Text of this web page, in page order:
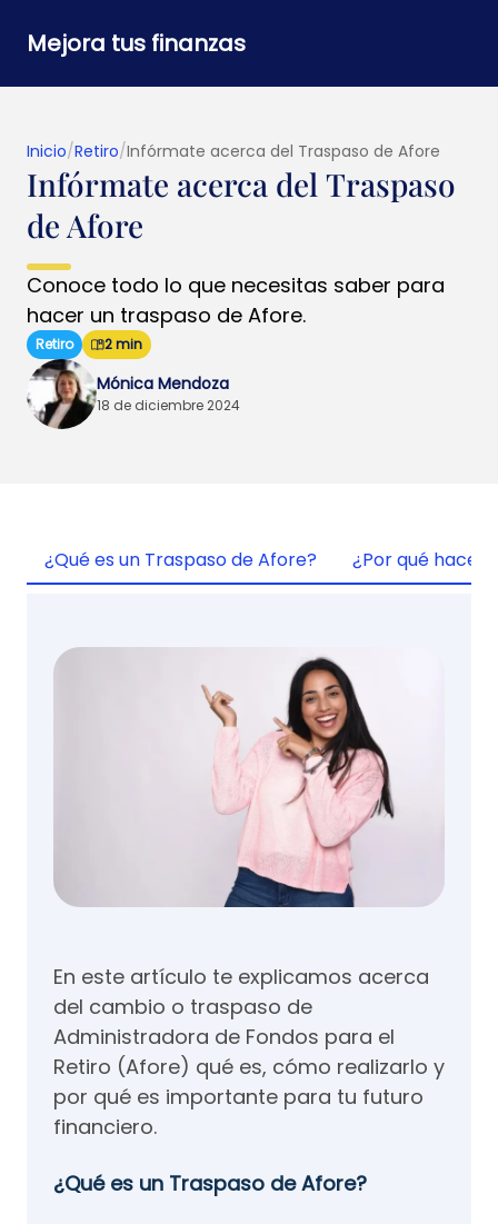
Mejora tus finanzas
Inicio/Retiro/Infórmate acerca del Traspaso de Afore
Infórmate acerca del Traspaso
de Afore
Conoce todo lo que necesitas saber para
hacer un traspaso de Afore.
Retiro 2 min
Mónica Mendoza
18 de diciembre 2024
¿Qué es un Traspaso de Afore? ¿Por qué hacer
En este artículo te explicamos acerca
del cambio o traspaso de
Administradora de Fondos para el
Retiro (Afore) qué es, cómo realizarlo y
por qué es importante para tu futuro
financiero.
¿Qué es un Traspaso de Afore?